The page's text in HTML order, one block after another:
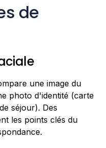
de
une image du
photo d'identité (carte
séjour). Des
les points clés du